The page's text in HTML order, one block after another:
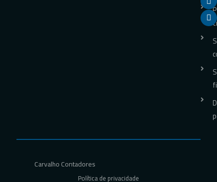
Carvalho Contadores
Política de privacidade